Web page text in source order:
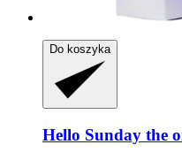
Do koszyka
Hello Sunday the